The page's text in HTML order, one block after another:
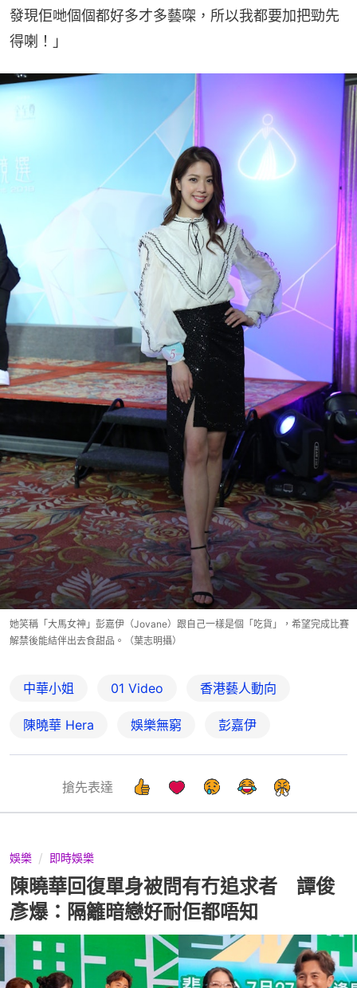
發現佢哋個個都好多才多藝㗎，所以我都要加把勁先
得喇！」
她笑稱「大馬女神」彭嘉伊（Jovane）跟自己一樣是個「吃貨」，希望完成比賽
解禁後能結伴出去食甜品。（葉志明攝）
中華小姐 01 Video 香港藝人動向
陳曉華 Hera 娛樂無窮 彭嘉伊
搶先表達
娛樂 即時娛樂
陳曉華回復單身被問有冇追求者 譚俊
彥爆：隔籬暗戀好耐佢都唔知